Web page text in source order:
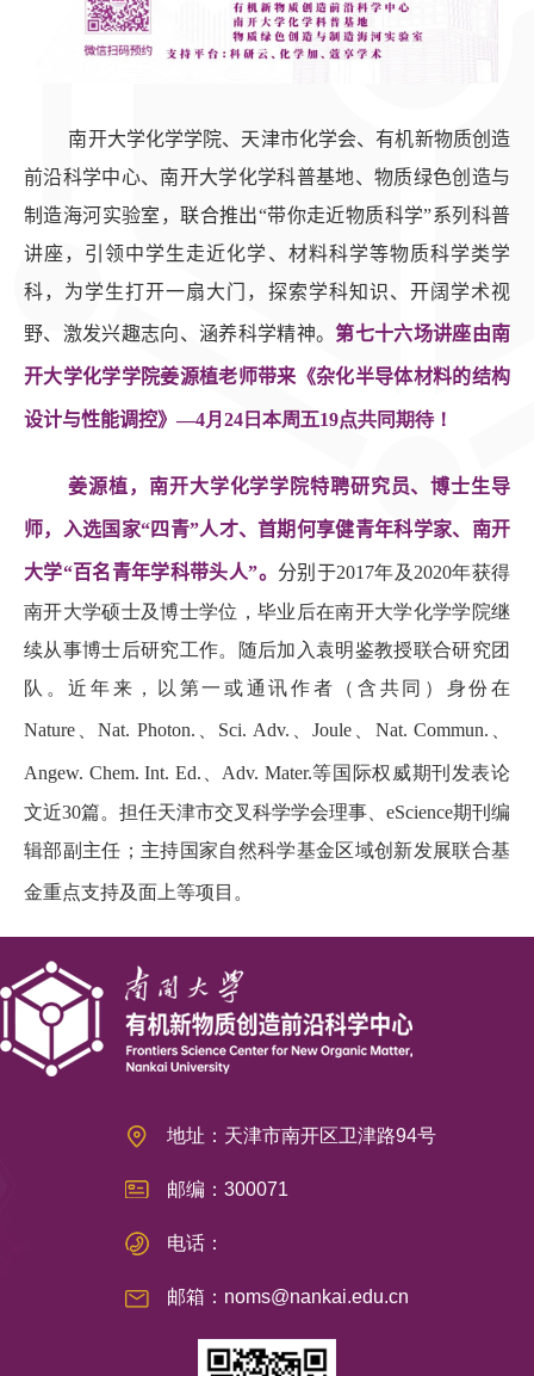
南开大学化学学院、天津市化学会、有机新物质创造
前沿科学中心、南开大学化学科普基地、物质绿色创造与
制造海河实验室，联合推出“带你走近物质科学”系列科普
讲座，引领中学生走近化学、材料科学等物质科学类学
科，为学生打开一扇大门，探索学科知识、开阔学术视
野、激发兴趣志向、涵养科学精神。第七十六场讲座由南
开大学化学学院姜源植老师带来《杂化半导体材料的结构
设计与性能调控》—4月 24 日本周五19点共同期待！
姜源植，南开大学化学学院特聘研究员、博士生导
师，入选国家“四青”人才、首期何享健青年科学家、南开
大学“百名青年学科带头人”。 分别于2017年及 2020年获得
南开大学硕士及博士学位，毕业后在南开大学化学学院继
续从事博士后研究工作。随后加入袁明鉴教授联合研究团
队。近年来，以第一或通讯作者（含共同）身份在
Nature 、Nat. Photon. Sci. Adv. 、Joule Nat. Commun.
Angew. Chem. Int. Ed. Adv. Mater.等国际权威期刊发表论
文近30篇。担任天津市交叉科学学会理事、 eScience期刊编
辑部副主任；主持国家自然科学基金区域创新发展联合基
金重点支持及面上等项目。
地址：天津市南开区卫津路94号
邮编：300071
电话：
邮箱：noms@nankai.edu.cn